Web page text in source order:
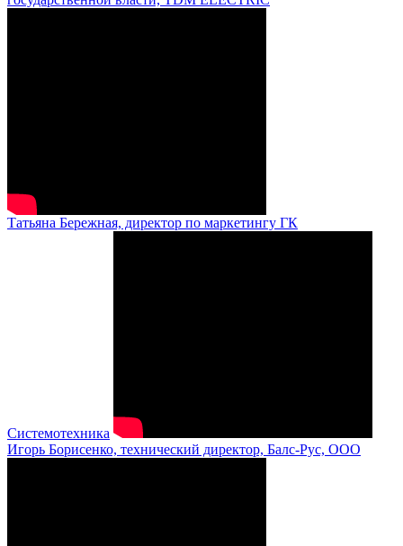
Татьяна Бережная, директор по маркетингу ГК
Системотехника
Игорь Борисенко, технический директор, Балс-Рус, ООО